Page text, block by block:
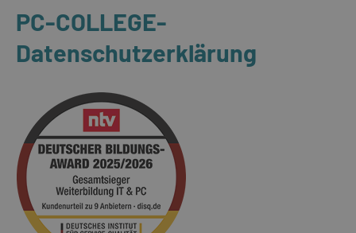
PC-COLLEGE-
Datenschutzerklärung